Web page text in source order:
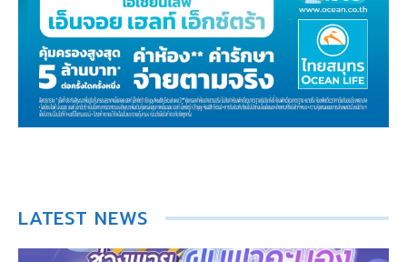
LATEST NEWS